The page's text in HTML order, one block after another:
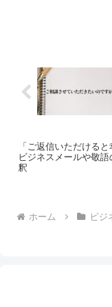
「ご返信いただける
ビジネスメールや敬
釈
ホーム ビジ